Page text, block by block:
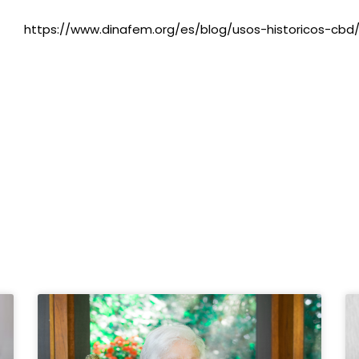
https://www.dinafem.org/es/blog/usos-historicos-cbd/